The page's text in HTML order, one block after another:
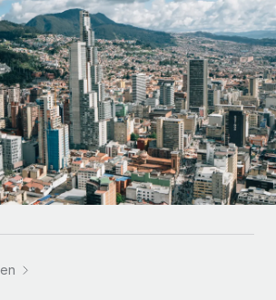
laborales complejas.
HH. en tus flujos de trabajo sin
de RR. HH. integradas para tu
herramienta de IA con Remote
de RR. HH. globales y nóminas para
crecimiento.
con soluciones de RR. HH.
para grandes empresas.
estratégicos
de los RR. HH. globales en tu
REMOTE
HH.
y plantillas
de puestos